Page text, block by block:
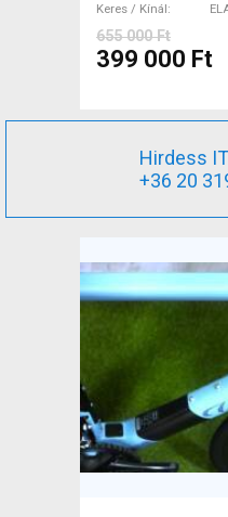
Keres / Kínál
655 000 Ft
399 000 Ft
Hirdess
+36 20